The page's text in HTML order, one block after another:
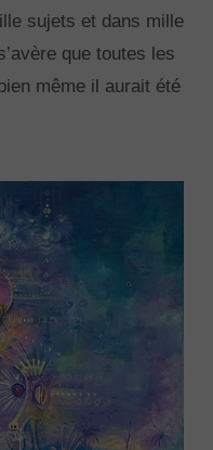
sujets et dans mille
que toutes les
même il aurait été